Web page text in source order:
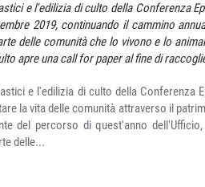
e l'edilizia di culto della Conferenza
2019, continuando il cammino
delle comunità che lo vivono e lo
apre una call for paper al fine di
e l'edilizia di culto della Conferenza
la vita delle comunità attraverso il
del percorso di quest'anno
delle...